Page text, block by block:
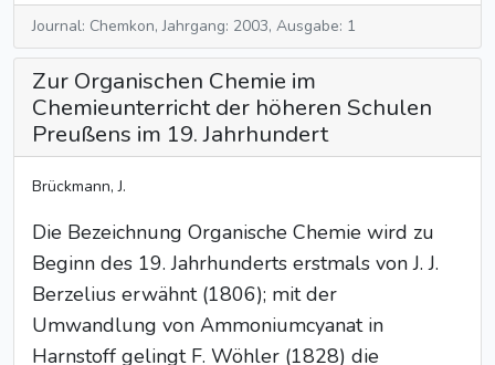
Journal: Chemkon, Jahrgang: 2003, Ausgabe: 1
Zur Organischen Chemie im
Chemieunterricht der höheren Schulen
Preußens im 19. Jahrhundert
Brückmann, J.
Die Bezeichnung Organische Chemie wird zu
Beginn des 19. Jahrhunderts erstmals von J. J.
Berzelius erwähnt (1806); mit der
Umwandlung von Ammoniumcyanat in
Harnstoff gelingt F. Wöhler (1828) die